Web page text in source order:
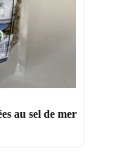
au sel de mer